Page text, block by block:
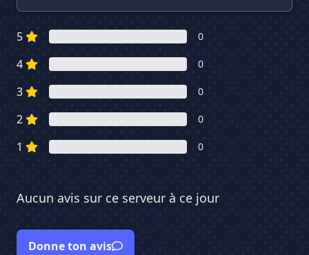
5 0
4 0
3 0
2 0
1 0
Aucun avis sur ce serveur à ce jour
Donne ton avis